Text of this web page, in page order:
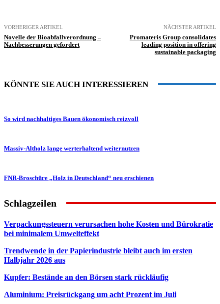
VORHERIGER ARTIKEL
Novelle der Bioabfallverordnung –
Nachbesserungen gefordert
NÄCHSTER ARTIKEL
Promateris Group consolidates
leading position in offering
sustainable packaging
KÖNNTE SIE AUCH INTERESSIEREN
So wird nachhaltiges Bauen ökonomisch reizvoll
Massiv-Altholz lange werterhaltend weiternutzen
FNR-Broschüre „Holz in Deutschland“ neu erschienen
Schlagzeilen
Verpackungssteuern verursachen hohe Kosten und Bürokratie
bei minimalem Umwelteffekt
Trendwende in der Papierindustrie bleibt auch im ersten
Halbjahr 2026 aus
Kupfer: Bestände an den Börsen stark rückläufig
Aluminium: Preisrückgang um acht Prozent im Juli